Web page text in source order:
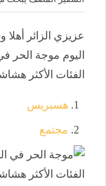
عزيزي الزائر
اليوم موجة الحر
الفئات الأكثر
هسبريس
مجتمع